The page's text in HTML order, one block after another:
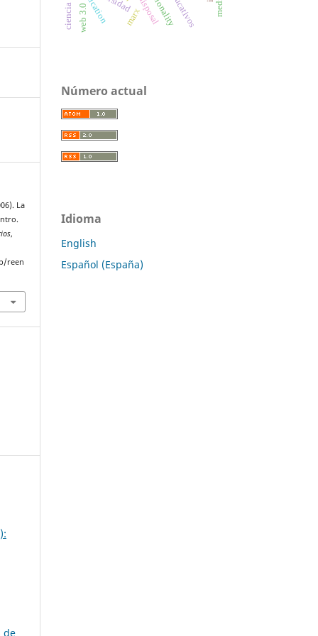
La
,
reen
de
disposal
marx
web 3.0
Número actual
Idioma
English
Español (España)